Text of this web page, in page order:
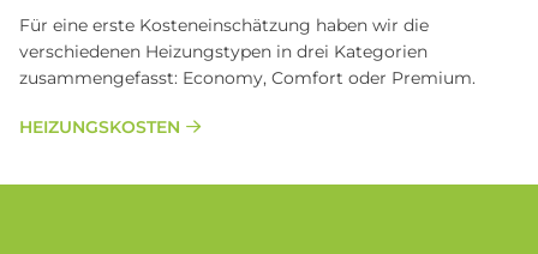
Für eine erste Kosteneinschätzung haben wir die
verschiedenen Heizungstypen in drei Kategorien
zusammengefasst: Economy, Comfort oder Premium.
HEIZUNGSKOSTEN